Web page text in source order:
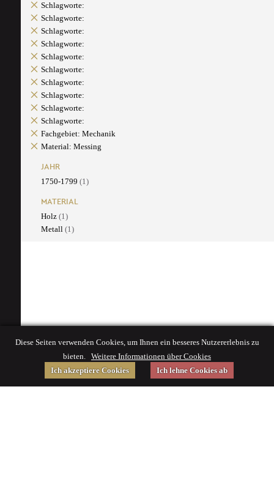
Schlagworte:
Schlagworte:
Schlagworte:
Schlagworte:
Schlagworte:
Schlagworte:
Schlagworte:
Schlagworte:
Schlagworte:
Schlagworte:
Fachgebiet: Mechanik
Material: Messing
JAHR
1750-1799 (1)
MATERIAL
Holz (1)
Metall (1)
Diese Seiten verwenden Cookies, um Ihnen ein besseres Nutzererlebnis zu
bieten. Weitere Informationen über Cookies
Ich akzeptiere Cookies
Ich lehne Cookies ab